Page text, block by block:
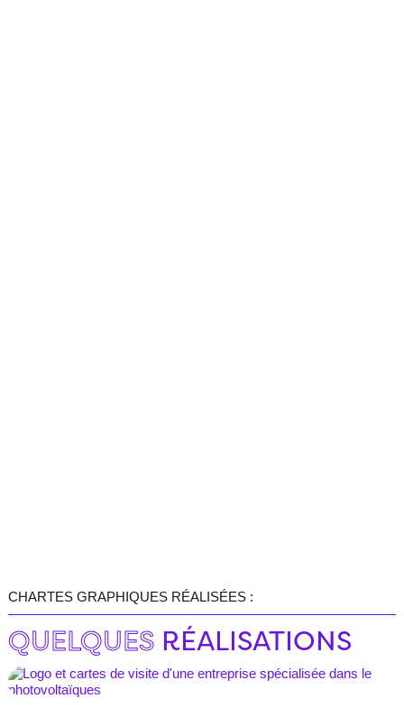
CHARTES GRAPHIQUES RÉALISÉES :
QUELQUES RÉALISATIONS